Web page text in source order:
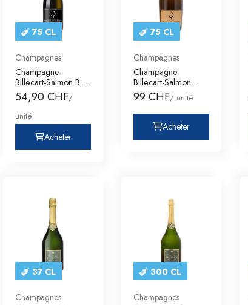
75 CL
Champagnes
Champagne
Billecart-Salmon Brut
Réserve
54,90 CHF/
unité
Acheter
75 CL
Champagnes
Champagne
Billecart-Salmon
Rosé Brut Coffret
99 CHF/ unité
Acheter
37 CL
Champagnes
300 CL
Champagnes